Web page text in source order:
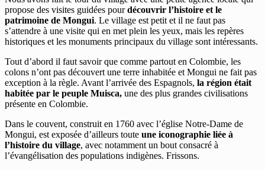
propose des visites guidées pourdécouvrir l’histoire et le
patrimoine de Mongui. Le village est petit et il ne faut pas
s’attendre à une visite qui en met plein les yeux, mais les repères
historiques et les monuments principaux du village sont intéressants.
Tout d’abord il faut savoir que comme partout en Colombie, les
colons n’ont pas découvert une terre inhabitée et Mongui ne fait pas
exception à la règle. Avant l’arrivée des Espagnols, la région était
habitée par le peuple Muisca, une des plus grandes civilisations
présente en Colombie.
Dans le couvent, construit en 1760 avec l’église Notre-Dame de
Mongui, est exposée d’ailleurs toute une iconographie liée à
l’histoire du village, avec notamment un bout consacré à
l’évangélisation des populations indigènes. Frissons.